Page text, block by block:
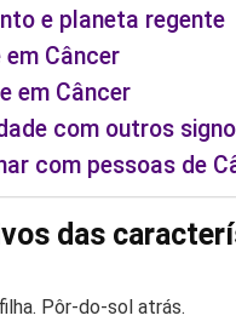
e planeta regente
Câncer
em Câncer
com outros
com pessoas de
das